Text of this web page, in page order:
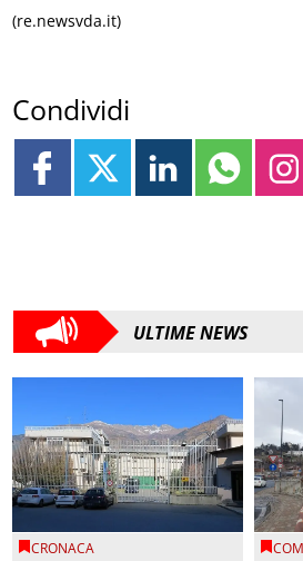
(re.newsvda.it)
Condividi
ULTIME NEWS
CRONACA